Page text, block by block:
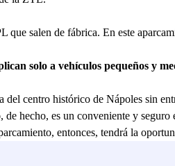
que salen de fábrica. En este
solo a vehículos pequeños y
del centro histórico de Nápoles sin
de hecho, es un conveniente y
entonces, tendrá la